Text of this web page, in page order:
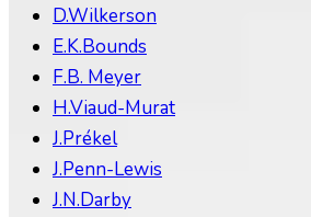
D.Wilkerson
E.K.Bounds
F.B. Meyer
H.Viaud-Murat
J.Prékel
J.Penn-Lewis
J.N.Darby